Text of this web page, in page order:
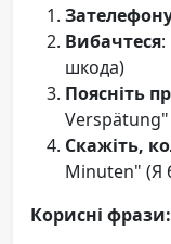
Вибачтеся
шкода)
Поясніть
Verspätung"
Скажіть,
Minuten" (Я
Корисні фрази: